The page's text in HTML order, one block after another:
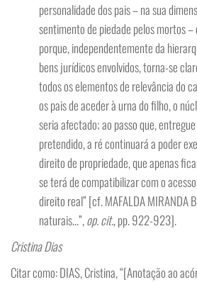
personalidade dos pais – na sua
sentimento de piedade pelos mortos –
porque, independentemente da
bens jurídicos envolvidos, torna-se
todos os elementos de relevância do
os pais de aceder à urna do filho, o
seria afectado; ao passo que,
pretendido, a ré continuará a poder
direito de propriedade, que apenas
se terá de compatibilizar com o
direito real” [cf. MAFALDA MIRANDA
naturais…”,op. cit., pp. 922-923].
Cristina Dias
Citar como: DIAS, Cristina, “[Anotação ao